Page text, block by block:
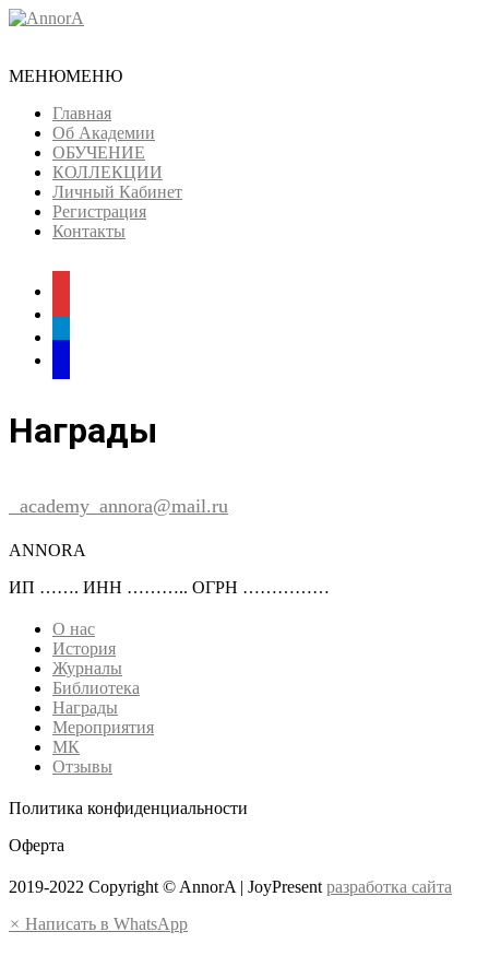
Skip
МЕНЮМЕНЮ
Главная
Об Академии
ОБУЧЕНИЕ
КОЛЛЕКЦИИ
Личный Кабинет
Регистрация
Контакты
Награды
03-
academy_annora@mail.ru
ANNORA
ИП ……. ИНН ……….. ОГРН ……………
О нас
История
Журналы
Библиотека
Награды
Мероприятия
МК
Отзывы
Политика конфиденциальности
Оферта
2019-2022 Copyright © AnnorA | JoyPresent разработка сайта
× Написать в WhatsApp